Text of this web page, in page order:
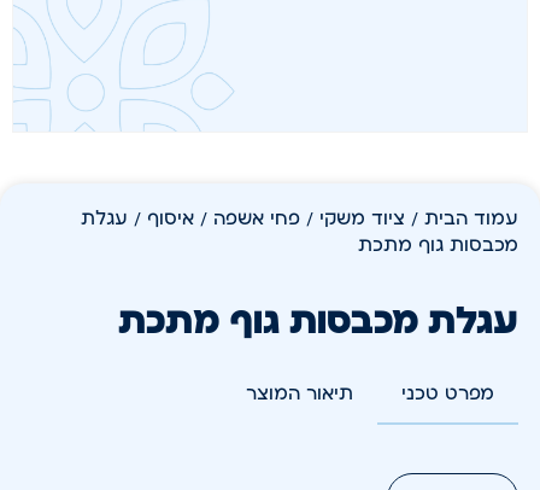
עמוד הבית / ציוד משקי / פחי אשפה / איסוף / עגלת
מכבסות גוף מתכת
עגלת מכבסות גוף מתכת
מפרט טכני תיאור המוצר